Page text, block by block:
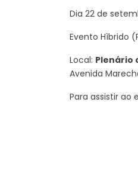
Dia 22 de
Evento Hìbrido
Local: Plenário
Avenida
Para assistir ao